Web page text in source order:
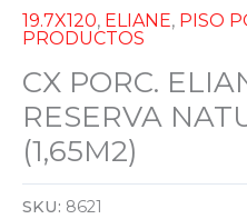
19.7X120, ELIANE, PISO
PRODUCTOS
CX PORC.
RESERVA
(1,65M2)
SKU: 8621